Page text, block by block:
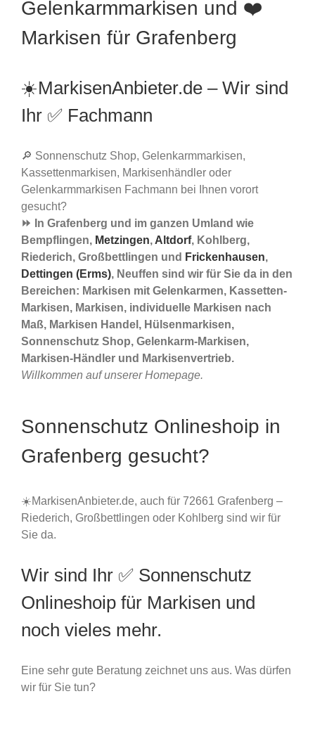
Gelenkarmmarkisen und ❤️
Markisen für Grafenberg
☀️MarkisenAnbieter.de – Wir sind
Ihr ✅ Fachmann
🔎 Sonnenschutz Shop, Gelenkarmmarkisen,
Kassettenmarkisen, Markisenhändler oder
Gelenkarmmarkisen Fachmann bei Ihnen vorort
gesucht?
⏩ In Grafenberg und im ganzen Umland wie
Bempflingen, Metzingen, Altdorf, Kohlberg,
Riederich, Großbettlingen und Frickenhausen,
Dettingen (Erms), Neuffen sind wir für Sie da in den
Bereichen: Markisen mit Gelenkarmen, Kassetten-
Markisen, Markisen, individuelle Markisen nach
Maß, Markisen Handel, Hülsenmarkisen,
Sonnenschutz Shop, Gelenkarm-Markisen,
Markisen-Händler und Markisenvertrieb.
Willkommen auf unserer Homepage.
Sonnenschutz Onlineshoip in
Grafenberg gesucht?
☀️MarkisenAnbieter.de, auch für 72661 Grafenberg –
Riederich, Großbettlingen oder Kohlberg sind wir für
Sie da.
Wir sind Ihr ✅ Sonnenschutz
Onlineshoip für Markisen und
noch vieles mehr.
Eine sehr gute Beratung zeichnet uns aus. Was dürfen
wir für Sie tun?